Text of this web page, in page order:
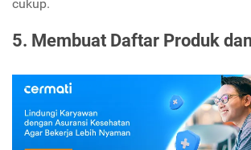
cukup.
5. Membuat Daftar Produk